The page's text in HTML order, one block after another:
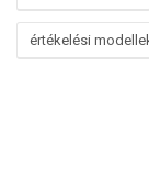
értékelési